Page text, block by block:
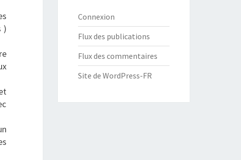
)
Connexion
Flux des publications
Flux des commentaires
Site de WordPress-FR